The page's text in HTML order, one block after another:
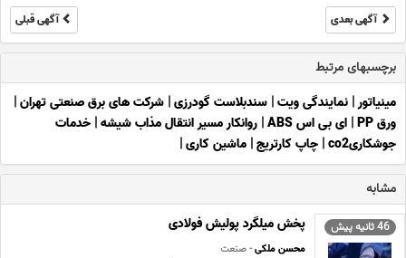
آگهی بعدی آگهی قبلی
برچسبهای مرتبط
مینیاتور| نمایندگی ویت| سندبلاست گودرزی| شرکت های برق صنعتی تهران|
ورق PP
| ای بی اس ABS | روانکار مسیر انتقال مذاب شیشه| خدمات
جوشکاریco2
| چاپ کارتریج| ماشین کاری|
مشابه
46 ثانیه پیش پخش میلگرد پولیش فولادی
محسن ملکی- صنعت